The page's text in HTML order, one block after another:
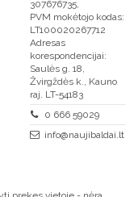
307676735,
PVM mokėtojo kodas:
LT100020267712
Adresas
korespondencijai:
Saulės g. 18,
Žvirgždės k., Kauno
raj. LT-54183
0 666 59029
info@naujibaldai.lt